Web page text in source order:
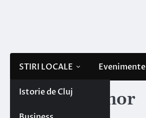
STIRI LOCALE
Istorie de Cluj
Evenimente
Etichetă: tenor